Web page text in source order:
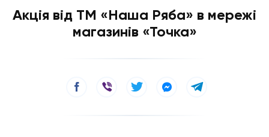
Акція від ТМ «Наша Ряба» в мережі
магазинів «Точка»